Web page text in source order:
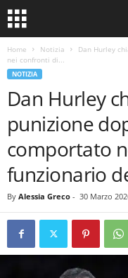
Home Notizia
Dan Hurley
nei confronti di...
NOTIZIA
Dan Hurley
punizione
comportato
funzionario
By Alessia Greco - 30 Marzo